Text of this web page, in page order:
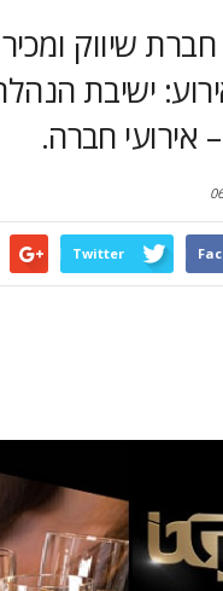
שיווק
ישיבת
אירועי חברה.
Twitter